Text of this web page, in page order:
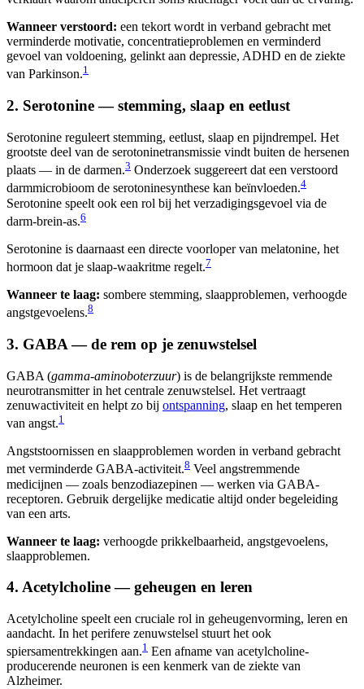
Wanneer verstoord: een tekort wordt in verband gebracht met
verminderde motivatie, concentratieproblemen en verminderd
gevoel van voldoening, gelinkt aan depressie, ADHD en de ziekte
van Parkinson.1
2. Serotonine — stemming, slaap en eetlust
Serotonine reguleert stemming, eetlust, slaap en pijndrempel. Het
grootste deel van de serotoninetransmissie vindt buiten de hersenen
plaats — in de darmen.3 Onderzoek suggereert dat een verstoord
darmmicrobioom de serotoninesynthese kan beïnvloeden.4
Serotonine speelt ook een rol bij het verzadigingsgevoel via de
darm-brein-as.6
Serotonine is daarnaast een directe voorloper van melatonine, het
hormoon dat je slaap-waakritme regelt.7
Wanneer te laag: sombere stemming, slaapproblemen, verhoogde
angstgevoelens.8
3. GABA — de rem op je zenuwstelsel
GABA (gamma-aminoboterzuur) is de belangrijkste remmende
neurotransmitter in het centrale zenuwstelsel. Het vertraagt
zenuwactiviteit en helpt zo bij ontspanning, slaap en het temperen
van angst.1
Angststoornissen en slaapproblemen worden in verband gebracht
met verminderde GABA-activiteit.8 Veel angstremmende
medicijnen — zoals benzodiazepinen — werken via GABA-
receptoren. Gebruik dergelijke medicatie altijd onder begeleiding
van een arts.
Wanneer te laag: verhoogde prikkelbaarheid, angstgevoelens,
slaapproblemen.
4. Acetylcholine — geheugen en leren
Acetylcholine speelt een cruciale rol in geheugenvorming, leren en
aandacht. In het perifere zenuwstelsel stuurt het ook
spiersamentrekkingen aan.1 Een afname van acetylcholine-
producerende neuronen is een kenmerk van de ziekte van
Alzheimer.